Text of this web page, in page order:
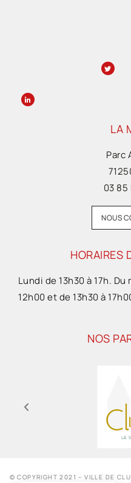
LA
Parc
03 85
NOUS
HORAIRES
Lundi de 13h30 à 17h.
12h00 et de 13h30 à
NOS
© COPYRIGHT 2021 – VILLE DE